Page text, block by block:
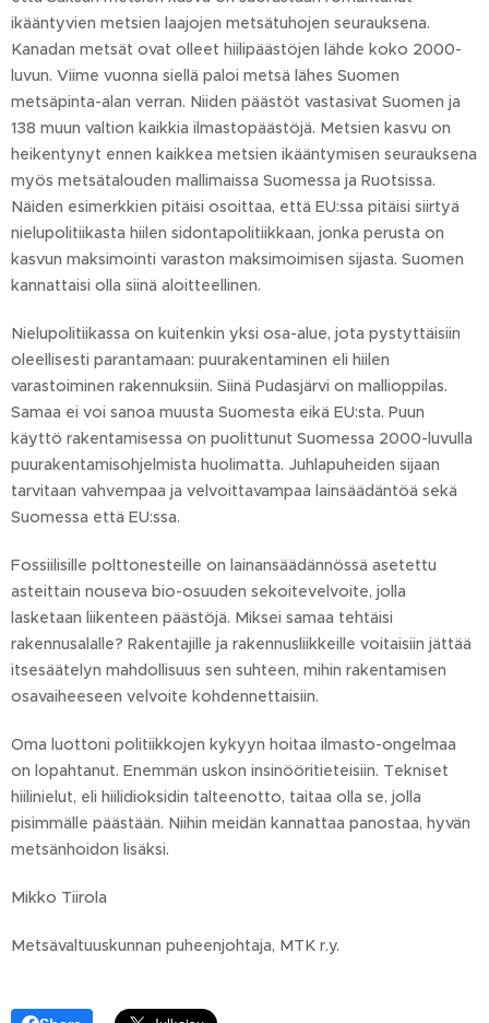
ikääntyvien metsien laajojen metsätuhojen seurauksena.
Kanadan metsät ovat olleet hiilipäästöjen lähde koko 2000-
luvun. Viime vuonna siellä paloi metsä lähes Suomen
metsäpinta-alan verran. Niiden päästöt vastasivat Suomen ja
138 muun valtion kaikkia ilmastopäästöjä. Metsien kasvu on
heikentynyt ennen kaikkea metsien ikääntymisen seurauksena
myös metsätalouden mallimaissa Suomessa ja Ruotsissa.
Näiden esimerkkien pitäisi osoittaa, että EU:ssa pitäisi siirtyä
nielupolitiikasta hiilen sidontapolitiikkaan, jonka perusta on
kasvun maksimointi varaston maksimoimisen sijasta. Suomen
kannattaisi olla siinä aloitteellinen.
Nielupolitiikassa on kuitenkin yksi osa-alue, jota pystyttäisiin
oleellisesti parantamaan: puurakentaminen eli hiilen
varastoiminen rakennuksiin. Siinä Pudasjärvi on mallioppilas.
Samaa ei voi sanoa muusta Suomesta eikä EU:sta. Puun
käyttö rakentamisessa on puolittunut Suomessa 2000-luvulla
puurakentamisohjelmista huolimatta. Juhlapuheiden sijaan
tarvitaan vahvempaa ja velvoittavampaa lainsäädäntöä sekä
Suomessa että EU:ssa.
Fossiilisille polttonesteille on lainansäädännössä asetettu
asteittain nouseva bio-osuuden sekoitevelvoite, jolla
lasketaan liikenteen päästöjä. Miksei samaa tehtäisi
rakennusalalle? Rakentajille ja rakennusliikkeille voitaisiin jättää
itsesäätelyn mahdollisuus sen suhteen, mihin rakentamisen
osavaiheeseen velvoite kohdennettaisiin.
Oma luottoni politiikkojen kykyyn hoitaa ilmasto-ongelmaa
on lopahtanut. Enemmän uskon insinööritieteisiin. Tekniset
hiilinielut, eli hiilidioksidin talteenotto, taitaa olla se, jolla
pisimmälle päästään. Niihin meidän kannattaa panostaa, hyvän
metsänhoidon lisäksi.
Mikko Tiirola
Metsävaltuuskunnan puheenjohtaja, MTK r.y.